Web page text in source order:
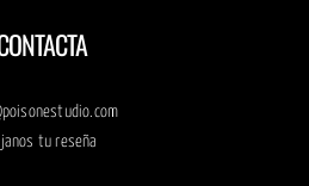
tu reseña